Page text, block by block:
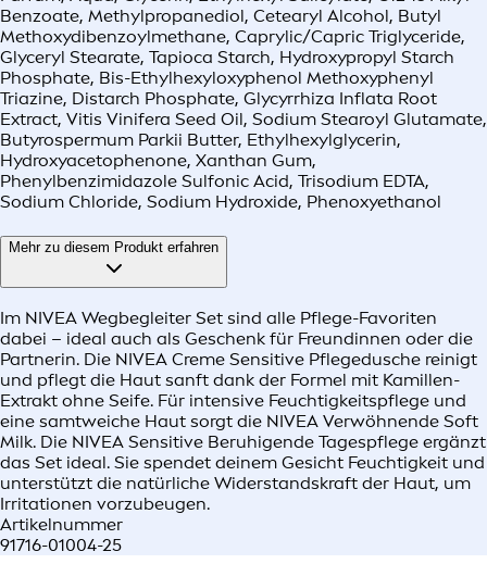
Benzoate, Methylpropanediol, Cetearyl Alcohol, Butyl
Methoxydibenzoylmethane, Caprylic/Capric Triglyceride,
Glyceryl Stearate, Tapioca Starch, Hydroxypropyl Starch
Phosphate, Bis-Ethylhexyloxyphenol Methoxyphenyl
Triazine, Distarch Phosphate, Glycyrrhiza Inflata Root
Extract, Vitis Vinifera Seed Oil, Sodium Stearoyl Glutamate,
Butyrospermum Parkii Butter, Ethylhexylglycerin,
Hydroxyacetophenone, Xanthan Gum,
Phenylbenzimidazole Sulfonic Acid, Trisodium EDTA,
Sodium Chloride, Sodium Hydroxide, Phenoxyethanol
Mehr zu diesem Produkt erfahren
Im NIVEA Wegbegleiter Set sind alle Pflege-Favoriten
dabei – ideal auch als Geschenk für Freundinnen oder die
Partnerin. Die NIVEA Creme Sensitive Pflegedusche reinigt
und pflegt die Haut sanft dank der Formel mit Kamillen-
Extrakt ohne Seife. Für intensive Feuchtigkeitspflege und
eine samtweiche Haut sorgt die NIVEA Verwöhnende Soft
Milk. Die NIVEA Sensitive Beruhigende Tagespflege ergänzt
das Set ideal. Sie spendet deinem Gesicht Feuchtigkeit und
unterstützt die natürliche Widerstandskraft der Haut, um
Irritationen vorzubeugen.
Artikelnummer
91716-01004-25